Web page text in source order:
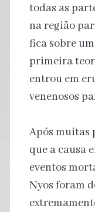
todas as
na região
fica sobre
primeira
entrou em
venenosos
Após muitas
que a causa
eventos
Nyos foram